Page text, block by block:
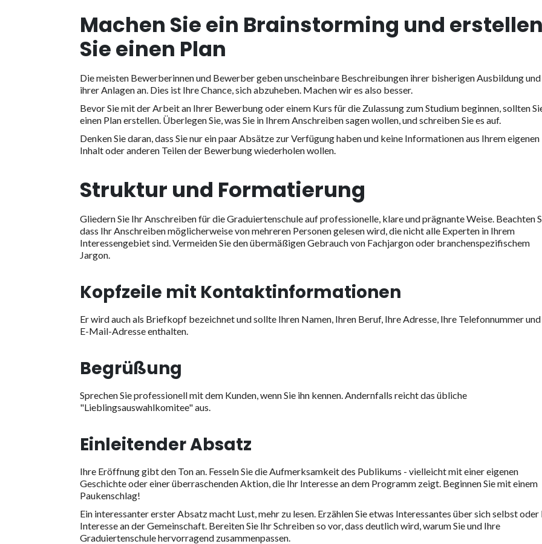
Machen Sie ein Brainstorming und erstellen
Sie einen Plan
Die meisten Bewerberinnen und Bewerber geben unscheinbare Beschreibungen ihrer bisherigen Ausbildung und
ihrer Anlagen an. Dies ist Ihre Chance, sich abzuheben. Machen wir es also besser.
Bevor Sie mit der Arbeit an Ihrer Bewerbung oder einem Kurs für die Zulassung zum Studium beginnen, sollten
einen Plan erstellen. Überlegen Sie, was Sie in Ihrem Anschreiben sagen wollen, und schreiben Sie es auf.
Denken Sie daran, dass Sie nur ein paar Absätze zur Verfügung haben und keine Informationen aus Ihrem eigenen
Inhalt oder anderen Teilen der Bewerbung wiederholen wollen.
Struktur und Formatierung
Gliedern Sie Ihr Anschreiben für die Graduiertenschule auf professionelle, klare und prägnante Weise. Beachten
dass Ihr Anschreiben möglicherweise von mehreren Personen gelesen wird, die nicht alle Experten in Ihrem
Interessengebiet sind. Vermeiden Sie den übermäßigen Gebrauch von Fachjargon oder branchenspezifischem
Jargon.
Kopfzeile mit Kontaktinformationen
Er wird auch als Briefkopf bezeichnet und sollte Ihren Namen, Ihren Beruf, Ihre Adresse, Ihre Telefonnummer
E-Mail-Adresse enthalten.
Begrüßung
Sprechen Sie professionell mit dem Kunden, wenn Sie ihn kennen. Andernfalls reicht das übliche
"Lieblingsauswahlkomitee" aus.
Einleitender Absatz
Ihre Eröffnung gibt den Ton an. Fesseln Sie die Aufmerksamkeit des Publikums - vielleicht mit einer eigenen
Geschichte oder einer überraschenden Aktion, die Ihr Interesse an dem Programm zeigt. Beginnen Sie mit einem
Paukenschlag!
Ein interessanter erster Absatz macht Lust, mehr zu lesen. Erzählen Sie etwas Interessantes über sich selbst oder
Interesse an der Gemeinschaft. Bereiten Sie Ihr Schreiben so vor, dass deutlich wird, warum Sie und Ihre
Graduiertenschule hervorragend zusammenpassen.